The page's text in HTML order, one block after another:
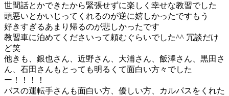
世間話とかできたから緊張せずに楽しく幸せな教習でした
頭悪いとかいじってくれるのが逆に嬉しかったですもう
好きすぎるあまり帰るのが悲しかったです
教習車に泊めてくださいって頼むぐらいでした^^ 冗談だけ
ど笑
他きも、銀也さん、近野さん、大浦さん、飯澤さん、黒田さ
ん、石田さんもとっても明るくて面白い方々でした
ー！！！！
バスの運転手さんも面白い方、優しい方、カルパスをくれた